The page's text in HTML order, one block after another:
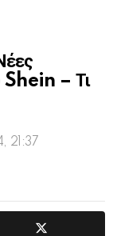
Shein – Τι
21:37